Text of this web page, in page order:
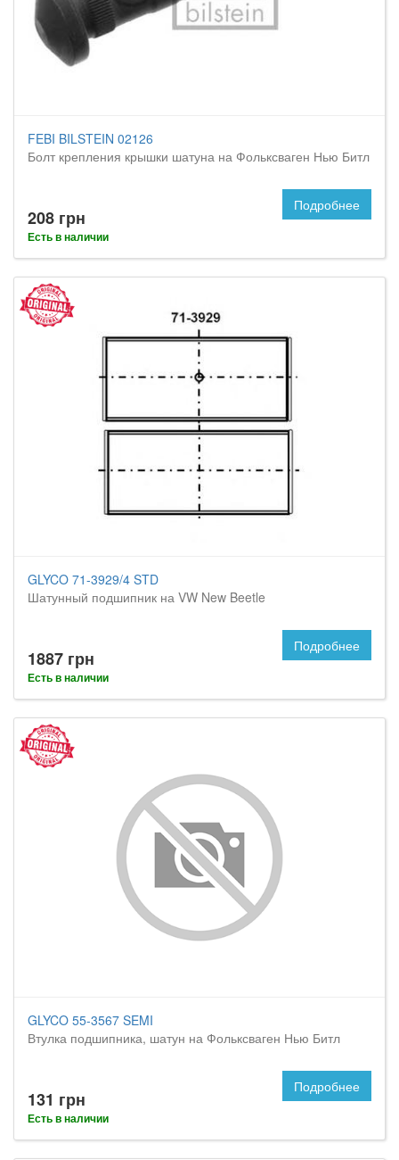
FEBI BILSTEIN 02126
Болт крепления крышки шатуна на Фольксваген Нью Битл
208 грн
Есть в наличии
Подробнее
GLYCO 71-3929/4 STD
Шатунный подшипник на VW New Beetle
1887 грн
Есть в наличии
Подробнее
GLYCO 55-3567 SEMI
Втулка подшипника, шатун на Фольксваген Нью Битл
131 грн
Есть в наличии
Подробнее